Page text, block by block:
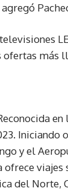
más
Iniciando
y el
ofrece
del Norte,